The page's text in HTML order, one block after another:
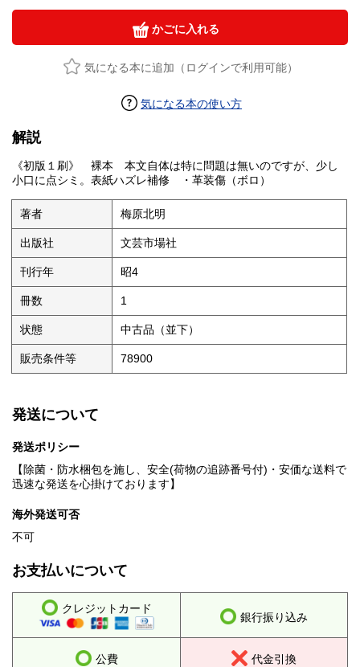
かごに入れる
気になる本に追加（ログインで利用可能）
気になる本の使い方
解説
《初版１刷》 裸本 本文自体は特に問題は無いのですが、少し
小口に点シミ。表紙ハズレ補修 ・革装傷（ボロ）
著者 梅原北明
出版社 文芸市場社
刊行年 昭4
冊数 1
状態 中古品（並下）
販売条件等 78900
発送について
発送ポリシー
【除菌・防水梱包を施し、安全(荷物の追跡番号付)・安価な送料で
迅速な発送を心掛けております】
海外発送可否
不可
お支払いについて
クレジットカード
銀行振り込み
公費 代金引換